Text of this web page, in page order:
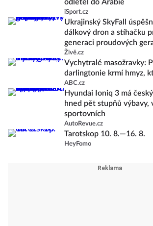
odletěl do Arábie
iSport.cz
Ukrajinský SkyFall
dálkový dron a stíhačku
generaci proudových
Živě.cz
Vychytralé masožravky:
darlingtonie krmí hmyz,
ABC.cz
Hyundai Ioniq 3 má
hned pět stupňů výbavy,
sportovních
AutoRevue.cz
Tarotskop 10. 8.—16. 8.
HeyFomo